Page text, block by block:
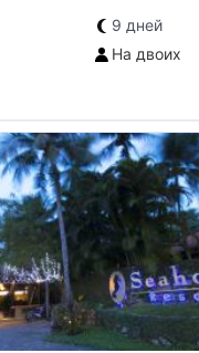
9 дней
На двоих